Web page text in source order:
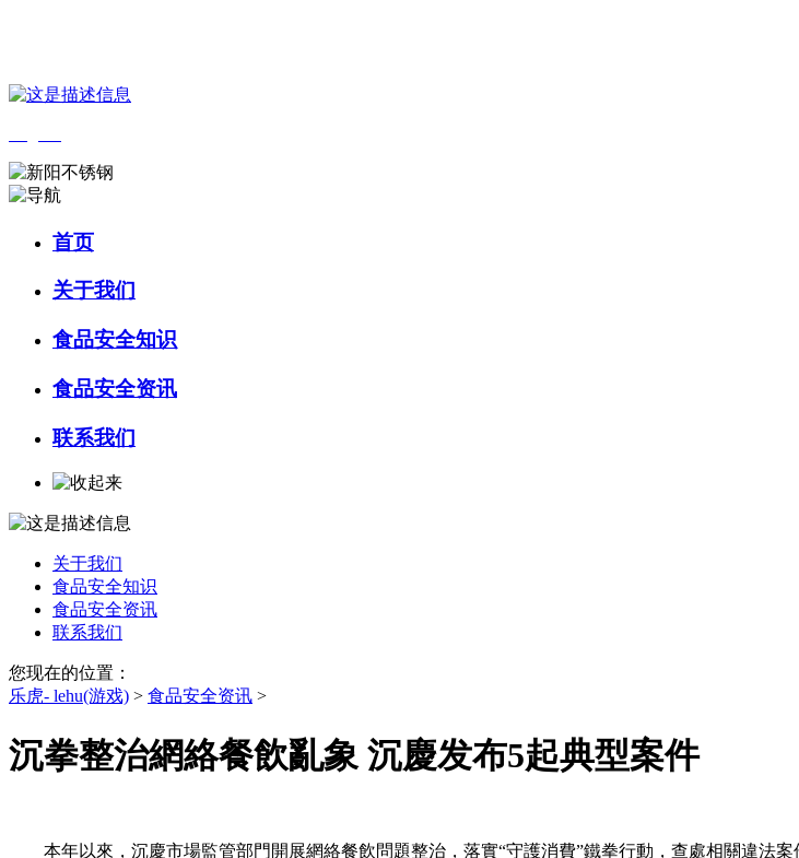
首页
关于我们
食品安全知识
食品安全资讯
联系我们
关于我们
食品安全知识
食品安全资讯
联系我们
您现在的位置：
乐虎- lehu(游戏) > 食品安全资讯 >
沉拳整治網絡餐飲亂象 沉慶发布5起典型案件
本年以來，沉慶市場監管部門開展網絡餐飲問題整治，落實“守護消費”鐵拳行動，查處相關違法